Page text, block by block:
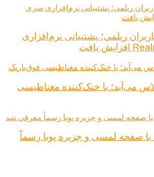
ریلمی؛ پشتیبانی نرم‌افزاری
می‌آید؛ با خنک‌کننده مغناطیسی
مک‌بوک پرو ۲۰۲۶ با صفحه لمسی و جزیره پویا رسماً